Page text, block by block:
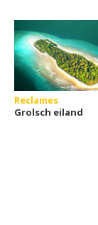
Reclames
Grolsch eiland